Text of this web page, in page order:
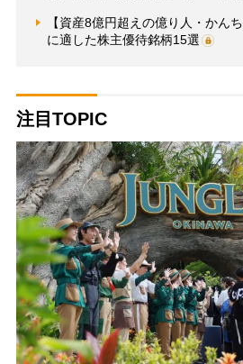
【資産8億円超えの億り人・かん
に適した株主優待銘柄15選
注目TOPIC